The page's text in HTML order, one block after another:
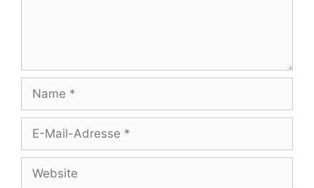
Mail-
Adresse